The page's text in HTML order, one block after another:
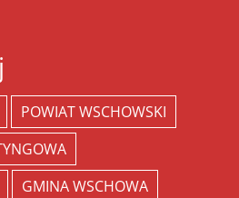
POWIAT WSCHOWSKI
GMINA WSCHOWA